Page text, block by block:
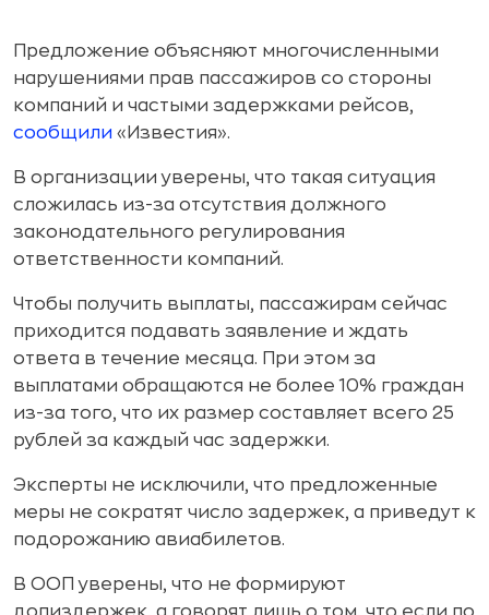
Предложение объясняют многочисленными
нарушениями прав пассажиров со стороны
компаний и частыми задержками рейсов,
сообщили «Известия».
В организации уверены, что такая ситуация
сложилась из-за отсутствия должного
законодательного регулирования
ответственности компаний.
Чтобы получить выплаты, пассажирам сейчас
приходится подавать заявление и ждать
ответа в течение месяца. При этом за
выплатами обращаются не более 10% граждан
из-за того, что их размер составляет всего 25
рублей за каждый час задержки.
Эксперты не исключили, что предложенные
меры не сократят число задержек, а приведут к
подорожанию авиабилетов.
В ООП уверены, что не формируют